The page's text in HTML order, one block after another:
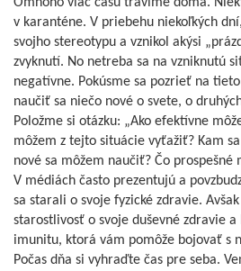
v karanténe. V priebehu niekoľkých
svojho stereotypu a vznikol akýsi
zvyknutí. No netreba sa na vzniknutú
negatívne. Pokúsme sa pozrieť na
naučiť sa niečo nové o svete, o
Položme si otázku: „Ako efektívne
môžem z tejto situácie vyťažiť? Kam
nové sa môžem naučiť? Čo prospešné
V médiách často prezentujú a
sa starali o svoje fyzické zdravie.
starostlivosť o svoje duševné zdravie
imunitu, ktorá vám pomôže bojovať s
Počas dňa si vyhraďte čas pre seba.